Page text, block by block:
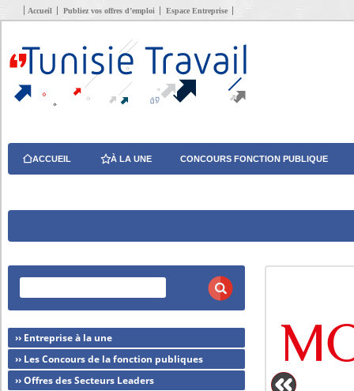
Accueil Publiez vos offres d’emploi Espace Entreprise
ACCUEIL À LA UNE CONCOURS FONCTION PUBLIQUE
›› Entreprise à la une
›› Les Concours de la fonction publiques
›› Offres des Secteurs Leaders